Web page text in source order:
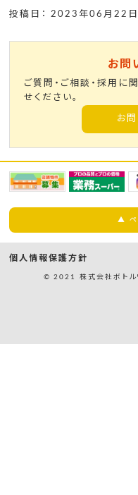
投稿日： 2023年06月22日
お問
ご質問・ご相談・採用に
せください。
お
▲ ペ
個人情報保護方針
© 2021 株式会社ボト